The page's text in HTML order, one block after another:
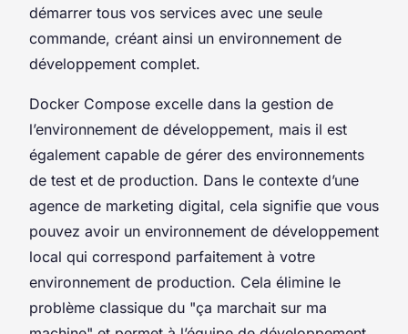
démarrer tous vos services avec une seule
commande, créant ainsi un environnement de
développement complet.
Docker Compose excelle dans la gestion de
l’environnement de développement, mais il est
également capable de gérer des environnements
de test et de production. Dans le contexte d’une
agence de marketing digital, cela signifie que vous
pouvez avoir un environnement de développement
local qui correspond parfaitement à votre
environnement de production. Cela élimine le
problème classique du "ça marchait sur ma